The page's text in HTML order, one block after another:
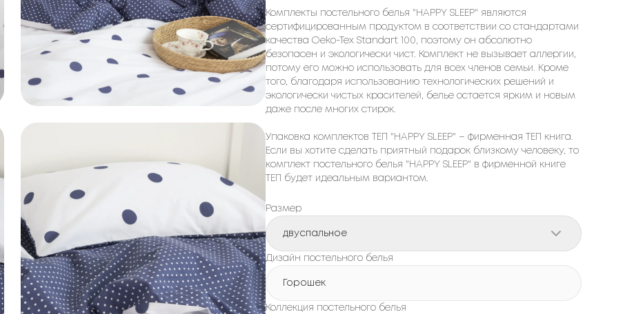
Комплекты постельного белья "HAPPY SLEEP" являются
сертифицированным продуктом в соответствии со стандартами
качества Oeko-Tex Standart 100, поэтому он абсолютно
безопасен и экологически чист. Комплект не вызывает аллергии,
потому его можно использовать для всех членов семьи. Кроме
того, благодаря использованию технологических решений и
экологически чистых красителей, белье остается ярким и новым
даже после многих стирок.
Упаковка комплектов ТЕП "HAPPY SLEEP" – фирменная ТЕП книга.
Если вы хотите сделать приятный подарок близкому человеку, то
комплект постельного белья "HAPPY SLEEP" в фирменной книге
ТЕП будет идеальным вариантом.
Размер
двуспальное
Дизайн постельного белья
Горошек
Коллекция постельного белья